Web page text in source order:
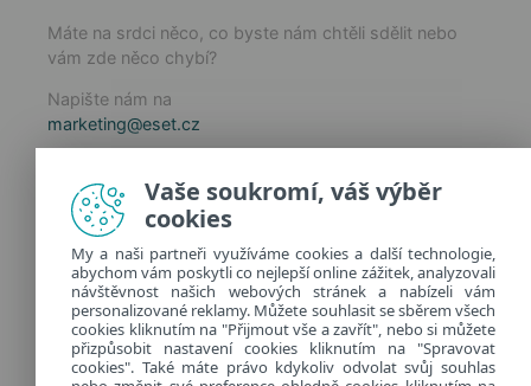
Máte na srdci něco, co byste nám chtěli sdělit nebo
vám zde něco chybí?
Napište nám na
marketing@eset.cz
Zásady ochrany osobních údajů
Spravovat cookies
Provozuje:
ESET software spol. s r.o.
Classic 7 Business Park, Jankovcova 1037/49
170 00 Praha 7, Česká republika
IČ: 26467593
Vaše soukromí, váš výběr
cookies
My a naši partneři využíváme cookies a další technologie,
abychom vám poskytli co nejlepší online zážitek, analyzovali
návštěvnost našich webových stránek a nabízeli vám
personalizované reklamy. Můžete souhlasit se sběrem všech
cookies kliknutím na "Přijmout vše a zavřít", nebo si můžete
přizpůsobit nastavení cookies kliknutím na "Spravovat
cookies". Také máte právo kdykoliv odvolat svůj souhlas